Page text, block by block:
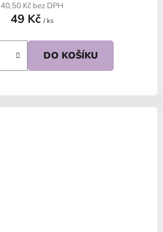
40,50 Kč bez DPH
49 Kč / ks
DO KOŠÍKU